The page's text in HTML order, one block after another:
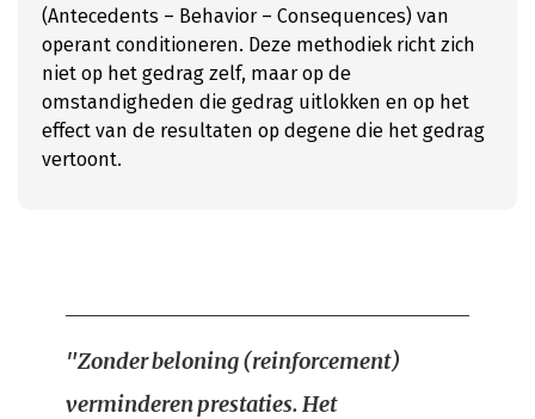
(Antecedents – Behavior – Consequences) van
operant conditioneren. Deze methodiek richt zich
niet op het gedrag zelf, maar op de
omstandigheden die gedrag uitlokken en op het
effect van de resultaten op degene die het gedrag
vertoont.
"Zonder beloning (reinforcement)
verminderen prestaties. Het